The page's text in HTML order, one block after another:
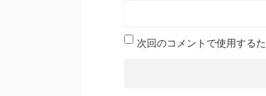
次回のコメントで使用する